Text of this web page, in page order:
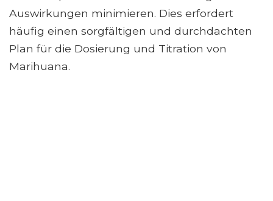
Auswirkungen minimieren. Dies erfordert
häufig einen sorgfältigen und durchdachten
Plan für die Dosierung und Titration von
Marihuana.